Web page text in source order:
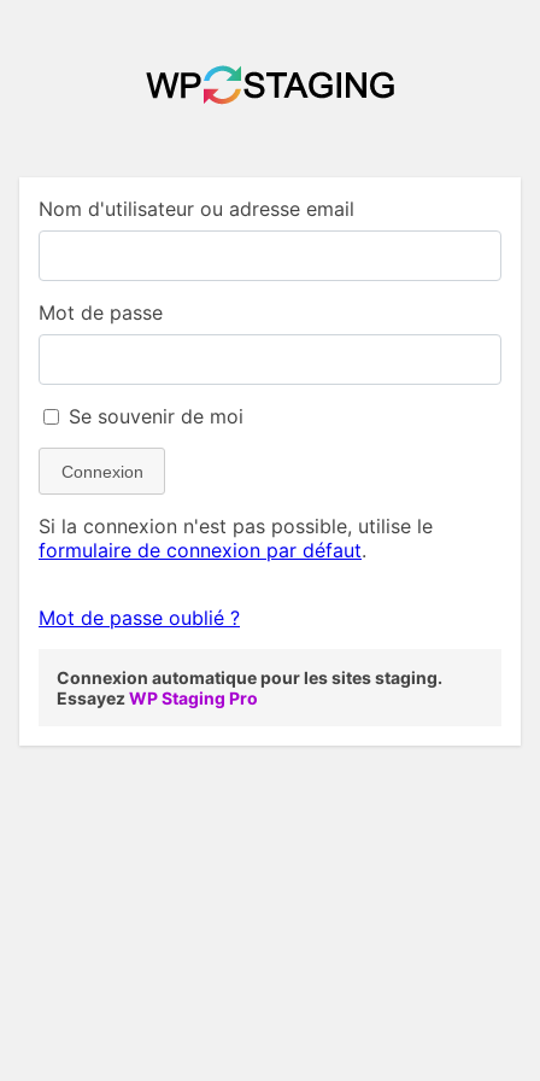
Nom d'utilisateur ou adresse email
Mot de passe
Se souvenir de moi
Connexion
Si la connexion n'est pas possible, utilise le
formulaire de connexion par défaut.
Mot de passe oublié ?
Connexion automatique pour les sites staging.
EssayezWP Staging Pro